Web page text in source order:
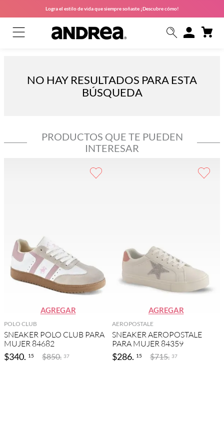
Logra el estilo de vida que siempre soñaste ¡Descubre cómo!
NO HAY RESULTADOS PARA ESTA
BÚSQUEDA
PRODUCTOS QUE TE PUEDEN
INTERESAR
AGREGAR
POLO CLUB
SNEAKER POLO CLUB PARA
MUJER 84682
$340. 15 $850. 37
AGREGAR
AEROPOSTALE
SNEAKER AEROPOSTALE
PARA MUJER 84359
$286. 15 $715. 37